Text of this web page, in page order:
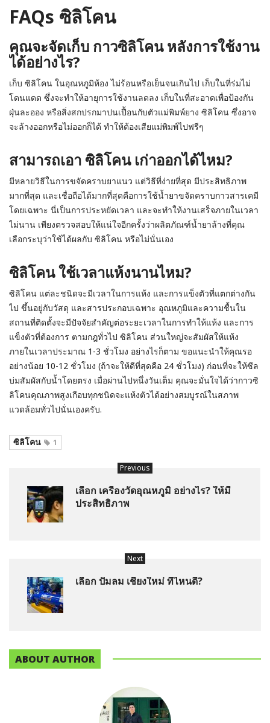
FAQs ซิลิโคน
คุณจะจัดเก็บ กาวซิลิโคน หลังการใช้งาน
ได้อย่างไร?
เก็บ ซิลิโคน ในอุณหภูมิห้อง ไม่ร้อนหรือเย็นจนเกินไป เก็บในที่ร่มไม่
โดนแดด ซึ่งจะทำให้อายุการใช้งานลดลง เก็บในที่สะอาดเพื่อป้องกัน
ฝุ่นละออง หรือสิ่งสกปรกมาปนเปื้อนกับตัวแม่พิมพ์ยาง ซิลิโคน ซึ่งอาจ
จะล้างออกหรือไม่ออกก็ได้ ทำให้ต้องเสียแม่พิมพ์ไปฟรีๆ
สามารถเอา ซิลิโคน เก่าออกได้ไหม?
มีหลายวิธีในการขจัดคราบยาแนว แต่วิธีที่ง่ายที่สุด มีประสิทธิภาพ
มากที่สุด และเชื่อถือได้มากที่สุดคือการใช้น้ำยาขจัดคราบกาวสารเคมี
โดยเฉพาะ นี่เป็นการประหยัดเวลา และจะทำให้งานเสร็จภายในเวลา
ไม่นาน เพียงตรวจสอบให้แน่ใจอีกครั้งว่าผลิตภัณฑ์น้ำยาล้างที่คุณ
เลือกระบุว่าใช้ได้ผลกับ ซิลิโคน หรือไม่นั่นเอง
ซิลิโคน ใช้เวลาแห้งนานไหม?
ซิลิโคน แต่ละชนิดจะมีเวลาในการแห้ง และการแข็งตัวที่แตกต่างกัน
ไป ขึ้นอยู่กับวัสดุ และสารประกอบเฉพาะ อุณหภูมิและความชื้นใน
สถานที่ติดตั้งจะมีปัจจัยสำคัญต่อระยะเวลาในการทำให้แห้ง และการ
แข็งตัวที่ต้องการ ตามกฎทั่วไป ซิลิโคน ส่วนใหญ่จะสัมผัสให้แห้ง
ภายในเวลาประมาณ 1-3 ชั่วโมง อย่างไรก็ตาม ขอแนะนำให้คุณรอ
อย่างน้อย 10-12 ชั่วโมง (ถ้าจะให้ดีที่สุดคือ 24 ชั่วโมง) ก่อนที่จะให้ซีล
บ่มสัมผัสกับน้ำโดยตรง เมื่อผ่านไปหนึ่งวันเต็ม คุณจะมั่นใจได้ว่ากาวซิ
ลิโคนคุณภาพสูงเกือบทุกชนิดจะแห้งตัวได้อย่างสมบูรณ์ในสภาพ
แวดล้อมทั่วไปนั่นเองครับ.
ซิลิโคน 1
Previous
เลือก เครื่องวัดอุณหภูมิ อย่างไร? ให้มี
ประสิทธิภาพ
Next
เลือก ปั๊มลม เชียงใหม่ ที่ไหนดี?
ABOUT AUTHOR